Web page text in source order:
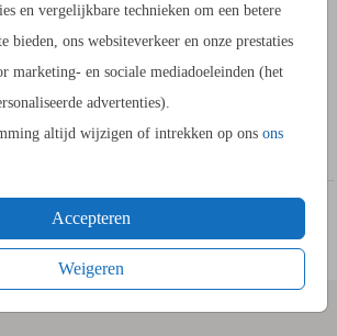
en vergelijkbare technieken om een betere
bieden, ons websiteverkeer en onze prestaties
marketing- en sociale mediadoeleinden (het
advertenties).
altijd wijzigen of intrekken op ons ons
Accepteren
Weigeren
kaartje om zelf een origineel ontwerp van
te maken. In de kaartopmaker vind je
afbeeldingen om een uniek kaartje te